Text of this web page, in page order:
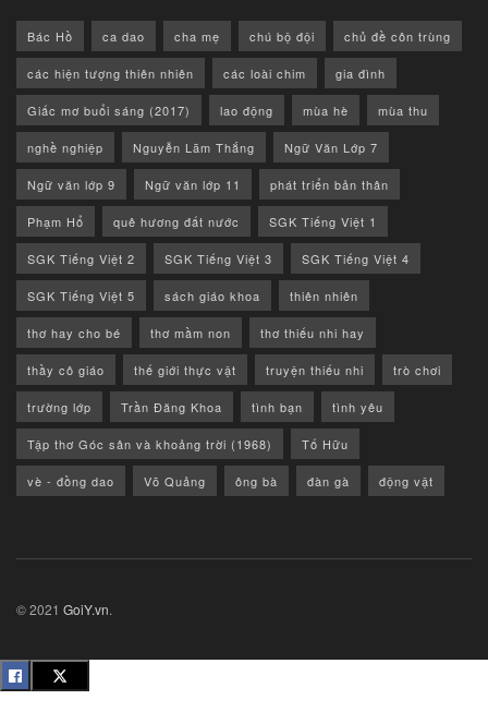
Bác Hồ ca dao cha mẹ chú bộ đội chủ đề côn trùng
các hiện tượng thiên nhiên các loài chim gia đình
Giấc mơ buổi sáng (2017) lao động mùa hè mùa thu
nghề nghiệp Nguyễn Lãm Thắng Ngữ Văn Lớp 7
Ngữ văn lớp 9 Ngữ văn lớp 11 phát triển bản thân
Phạm Hổ quê hương đất nước SGK Tiếng Việt 1
SGK Tiếng Việt 2 SGK Tiếng Việt 3 SGK Tiếng Việt 4
SGK Tiếng Việt 5 sách giáo khoa thiên nhiên
thơ hay cho bé thơ mầm non thơ thiếu nhi hay
thầy cô giáo thế giới thực vật truyện thiếu nhi trò chơi
trường lớp Trần Đăng Khoa tình bạn tình yêu
Tập thơ Góc sân và khoảng trời (1968) Tố Hữu
vè - đồng dao Võ Quảng ông bà đàn gà động vật
© 2021 GoiY.vn.